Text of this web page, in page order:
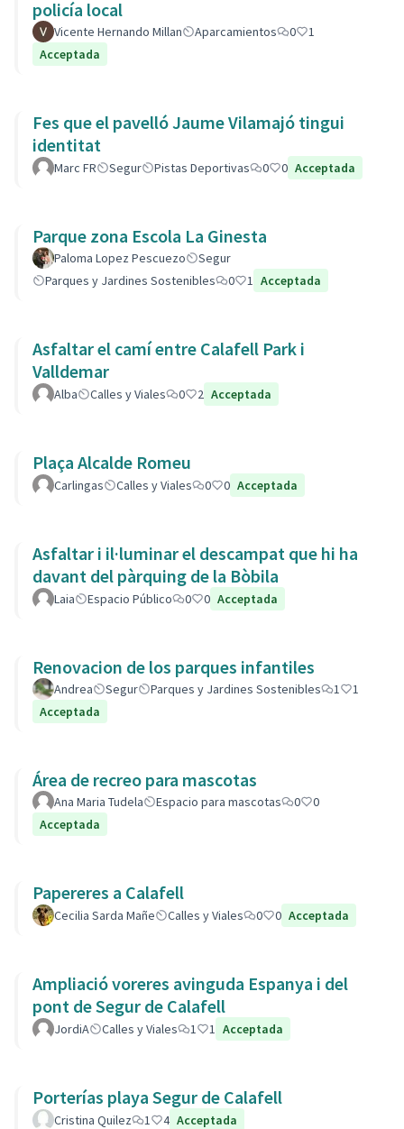
policía local
Vicente Hernando Millan Aparcamientos 0
1
Acceptada
Fes que el pavelló Jaume Vilamajó tingui
identitat
Marc FR Segur Pistas Deportivas 0 0 Acceptada
Parque zona Escola La Ginesta
Paloma Lopez Pescuezo
Segur
Parques y Jardines Sostenibles
0 1 Acceptada
Asfaltar el camí entre Calafell Park i
Valldemar
Alba Calles y Viales 0 2 Acceptada
Plaça Alcalde Romeu
Carlingas Calles y Viales 0 0 Acceptada
Asfaltar i il·luminar el descampat que hi ha
davant del pàrquing de la Bòbila
Laia Espacio Público 0 0 Acceptada
Renovacion de los parques infantiles
Andrea Segur Parques y Jardines Sostenibles 1
1
Acceptada
Área de recreo para mascotas
Ana Maria Tudela Espacio para mascotas 0
0
Acceptada
Papereres a Calafell
Cecilia Sarda Mañe Calles y Viales 0 0 Acceptada
Ampliació voreres avinguda Espanya i del
pont de Segur de Calafell
JordiA Calles y Viales 1 1 Acceptada
Porterías playa Segur de Calafell
Cristina Quilez 1 4 Acceptada